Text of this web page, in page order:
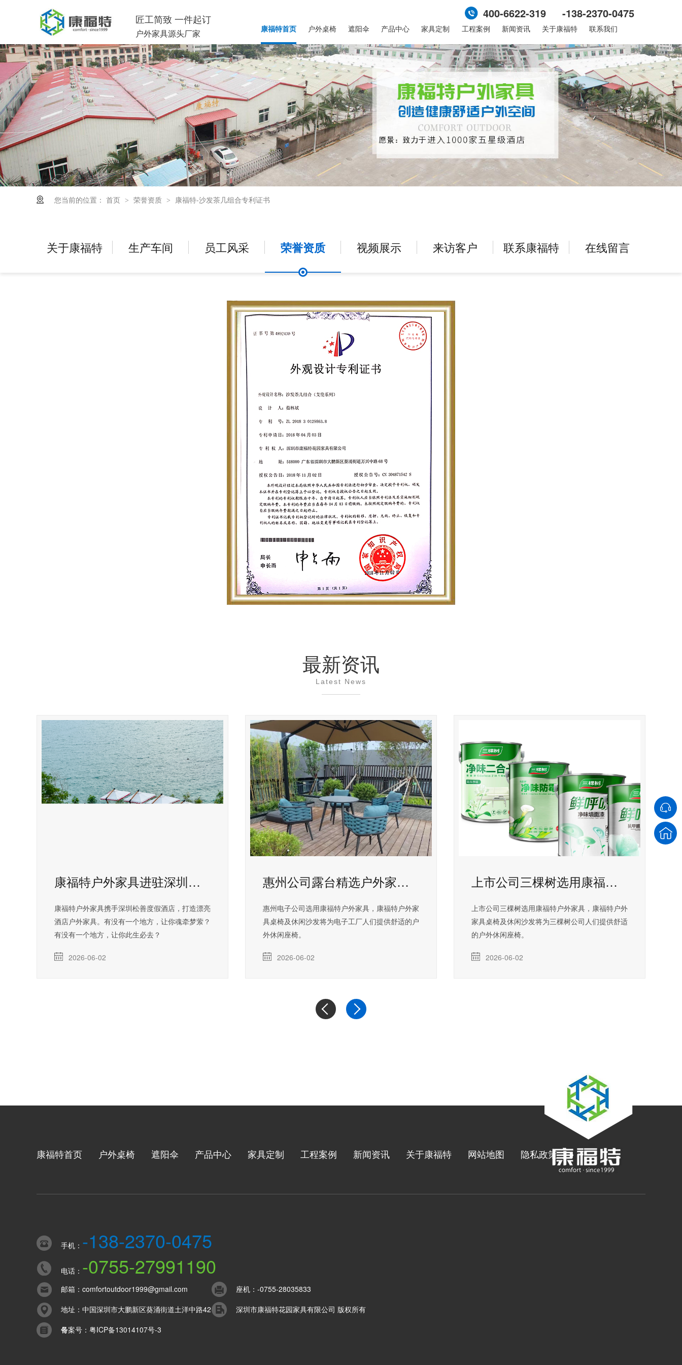
匠工简致 一件起订
户外家具源头厂家
400-6622-319 -138-2370-0475
康福特首页 户外桌椅 遮阳伞 产品中心 家具定制 工程案例 新闻资讯 关于康福特 联系我们
您当前的位置： 首页 > 荣誉资质 > 康福特-沙发茶几组合专利证书
关于康福特 生产车间 员工风采 荣誉资质 视频展示 来访客户 联系康福特 在线留言
最新资讯
Latest News
康福特户外家具进驻深圳松善度假酒店
康福特户外家具携手深圳松善度假酒店，打造漂亮
酒店户外家具。有没有一个地方，让你魂牵梦萦？
有没有一个地方，让你此生必去？
2026-06-02
惠州公司露台精选户外家具太漂亮
惠州电子公司选用康福特户外家具，康福特户外家
具桌椅及休闲沙发将为电子工厂人们提供舒适的户
外休闲座椅。
2026-06-02
上市公司三棵树选用康福特户外家具
上市公司三棵树选用康福特户外家具，康福特户外
家具桌椅及休闲沙发将为三棵树公司人们提供舒适
的户外休闲座椅。
2026-06-02
康福特首页 户外桌椅 遮阳伞 产品中心 家具定制 工程案例 新闻资讯 关于康福特 网站地图 隐私政策
手机： -138-2370-0475
电话： -0755-27991190
邮箱： comfortoutdoor1999@gmail.com
座机：-0755-28035833
地址：中国深圳市大鹏新区葵涌街道土洋中路42
号
深圳市康福特花园家具有限公司 版权所有
备案号： 粤ICP备13014107号-3